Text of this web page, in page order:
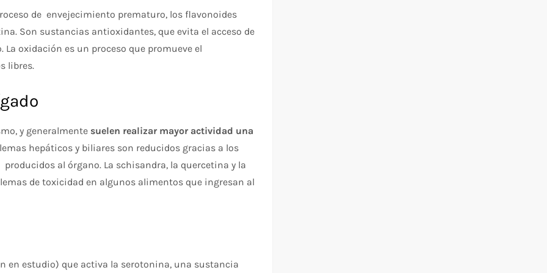
de envejecimiento prematuro, los flavonoides
Son sustancias antioxidantes, que evita el acceso de
oxidación es un proceso que promueve el
libres.
y generalmente suelen realizar mayor actividad una
hepáticos y biliares son reducidos gracias a los
al órgano. La schisandra, la quercetina y la
de toxicidad en algunos alimentos que ingresan al
en estudio) que activa la serotonina, una sustancia